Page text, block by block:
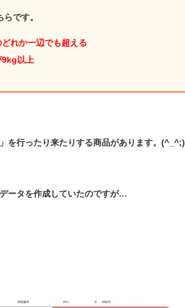
です。
れか一辺でも超える
9kg以上
を行ったり来たりする商品があります。(^_^;)
ータを作成していたのですが…